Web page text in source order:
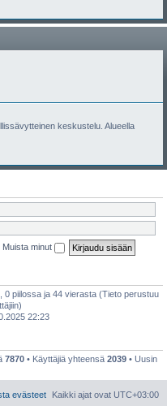
keskustelu. Alueella
Muista minut
piilossa ja 44 vierasta (Tieto perustuu
22:23
7870 • Käyttäjiä yhteensä 2039 • Uusin
Kaikki ajat ovat UTC+03:00
evästeet